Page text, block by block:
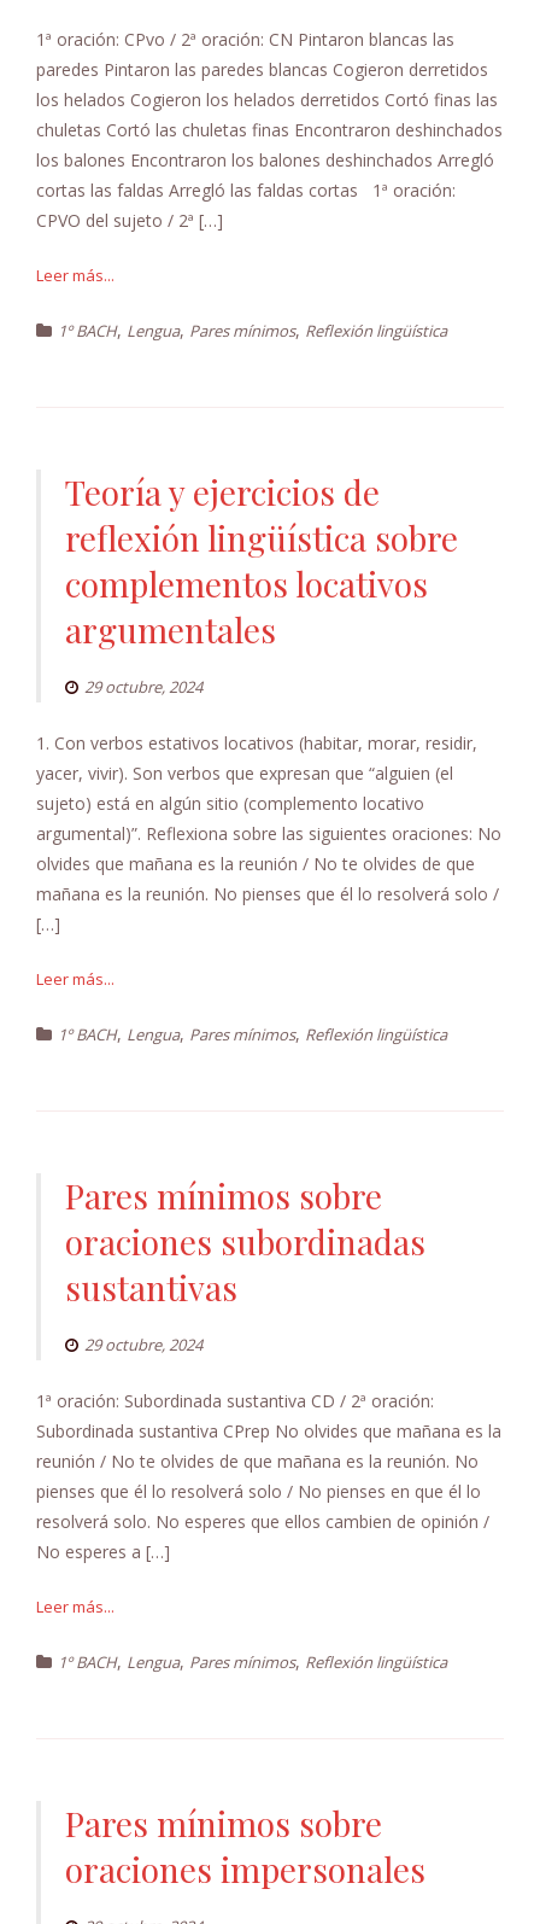
1ª oración: CPvo / 2ª oración: CN Pintaron blancas las
paredes Pintaron las paredes blancas Cogieron derretidos
los helados Cogieron los helados derretidos Cortó finas las
chuletas Cortó las chuletas finas Encontraron deshinchados
los balones Encontraron los balones deshinchados Arregló
cortas las faldas Arregló las faldas cortas 1ª oración:
CPVO del sujeto / 2ª […]
Leer más...
1º BACH, Lengua, Pares mínimos, Reflexión lingüística
Teoría y ejercicios de
reflexión lingüística sobre
complementos locativos
argumentales
29 octubre, 2024
1. Con verbos estativos locativos (habitar, morar, residir,
yacer, vivir). Son verbos que expresan que “alguien (el
sujeto) está en algún sitio (complemento locativo
argumental)”. Reflexiona sobre las siguientes oraciones: No
olvides que mañana es la reunión / No te olvides de que
mañana es la reunión. No pienses que él lo resolverá solo /
[…]
Leer más...
1º BACH, Lengua, Pares mínimos, Reflexión lingüística
Pares mínimos sobre
oraciones subordinadas
sustantivas
29 octubre, 2024
1ª oración: Subordinada sustantiva CD / 2ª oración:
Subordinada sustantiva CPrep No olvides que mañana es la
reunión / No te olvides de que mañana es la reunión. No
pienses que él lo resolverá solo / No pienses en que él lo
resolverá solo. No esperes que ellos cambien de opinión /
No esperes a […]
Leer más...
1º BACH, Lengua, Pares mínimos, Reflexión lingüística
Pares mínimos sobre
oraciones impersonales